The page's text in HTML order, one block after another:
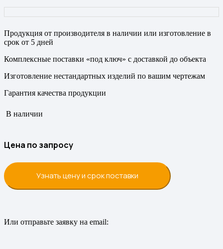
Продукция от производителя в наличии или изготовление в
срок от 5 дней
Комплексные поставки «под ключ» с доставкой до объекта
Изготовление нестандартных изделий по вашим чертежам
Гарантия качества продукции
В наличии
Цена по запросу
Узнать цену и срок поставки
Или отправьте заявку на email: